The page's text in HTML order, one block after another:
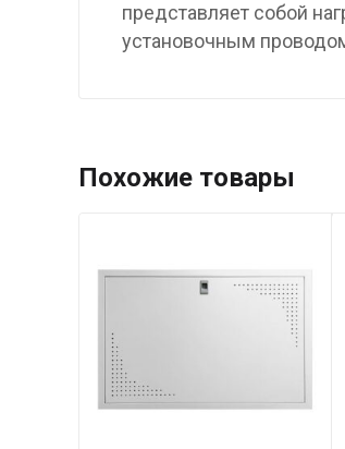
представляет собой
установочным
Похожие товары